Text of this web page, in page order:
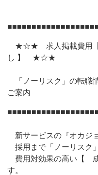
★☆★ 求人掲載費用【
し 】 ★☆★
「ノーリスク」の転職
ご案内
新サービスの『オカジ
採用まで「ノーリスク
費用対効果の高い【
す。